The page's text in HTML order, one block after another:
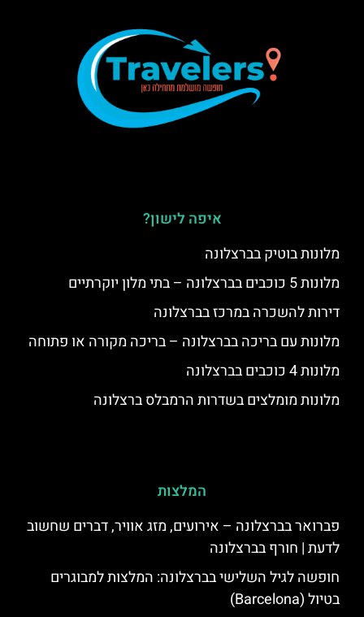
איפה לישון?
מלונות בוטיק בברצלונה
מלונות 5 כוכבים בברצלונה – בתי מלון יוקרתיים
דירות להשכרה במרכז בברצלונה
מלונות עם בריכה בברצלונה – בריכה מקורה או פתוחה
מלונות 4 כוכבים בברצלונה
מלונות מומלצים בשדרות הרמבלס ברצלונה
המלצות
פברואר בברצלונה – אירועים, מזג אוויר, דברים שחשוב
לדעת | חורף בברצלונה
חופשה לגיל השלישי בברצלונה: המלצות למבוגרים
בטיול (Barcelona)